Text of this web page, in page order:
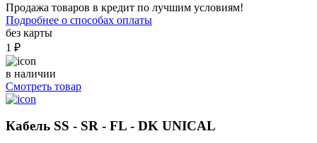
Продажа товаров в кредит по лучшим условиям!
Подробнее о способах оплаты
без карты
1 ₽
в наличии
Смотреть товар
Кабель SS - SR - FL - DK UNICAL